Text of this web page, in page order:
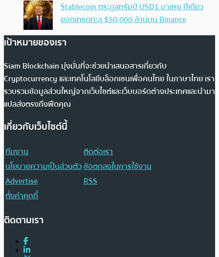
Stablecoin ตระกูลทรัมป์ USD1 มาแรง ปีเดียว
ยอดเทรดทะลุ $50,000 ล้านบน Binance
เป้าหมายของเรา
Siam Blockchain มุ่งมั่นที่จะช่วยนำเสนอสารเกี่ยวกับ
Cryptocurrency และเทคโนโลยีบล็อกเชนเพื่อคนไทย ในภาษาไทย เรา
รวบรวมข้อมูลส่วนใหญ่จากเว็บไซต์และเว็บบอร์ดต่างประเทศและนำมา
แปลส่งตรงถึงฟีดคุณ
เกี่ยวกับเว็บไซต์นี้
ทีมงาน
ติดต่อเรา
นโยบายความเป็นส่วนตัวข้อตกลงในการใช้งาน
Advertise
RSS
ตั้งค่าคุกกี้
ติดตามเรา